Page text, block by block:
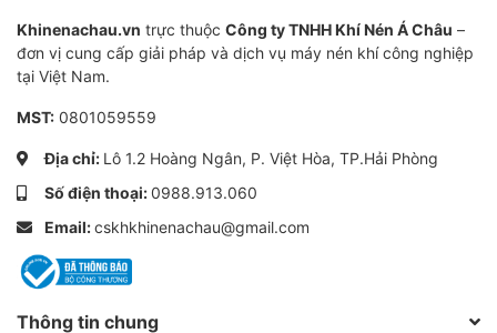
Khinenachau.vn trực thuộc Công ty TNHH Khí Nén Á Châu –
đơn vị cung cấp giải pháp và dịch vụ máy nén khí công nghiệp
tại Việt Nam.
MST: 0801059559
Địa chỉ: Lô 1.2 Hoàng Ngân, P. Việt Hòa, TP.Hải Phòng
Số điện thoại:0988.913.060
Email:cskhkhinenachau@gmail.com
Thông tin chung